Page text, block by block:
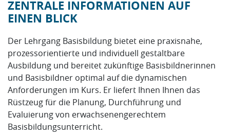
ZENTRALE INFORMATIONEN AUF
EINEN BLICK
Der Lehrgang Basisbildung bietet eine praxisnahe,
prozessorientierte und individuell gestaltbare
Ausbildung und bereitet zukünftige Basisbildnerinnen
und Basisbildner optimal auf die dynamischen
Anforderungen im Kurs. Er liefert Ihnen Ihnen das
Rüstzeug für die Planung, Durchführung und
Evaluierung von erwachsenengerechtem
Basisbildungsunterricht.